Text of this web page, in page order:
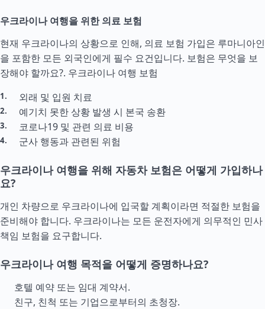
우크라이나 여행을 위한 의료 보험
현재 우크라이나의 상황으로 인해, 의료 보험 가입은 루마니아인
을 포함한 모든 외국인에게 필수 요건입니다. 보험은 무엇을 보
장해야 할까요?. 우크라이나 여행 보험
외래 및 입원 치료
예기치 못한 상황 발생 시 본국 송환
코로나19 및 관련 의료 비용
군사 행동과 관련된 위험
우크라이나 여행을 위해 자동차 보험은 어떻게 가입하나
요?
개인 차량으로 우크라이나에 입국할 계획이라면 적절한 보험을
준비해야 합니다. 우크라이나는 모든 운전자에게 의무적인 민사
책임 보험을 요구합니다.
우크라이나 여행 목적을 어떻게 증명하나요?
호텔 예약 또는 임대 계약서.
친구, 친척 또는 기업으로부터의 초청장.